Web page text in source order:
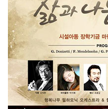
全球网络
国内分公司
海外办事处
折弯机
去毛刺机
特殊用途 ∨
焊接机
混合加工机